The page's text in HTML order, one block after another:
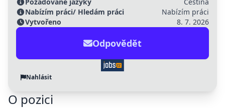
Nabízím práci/ Hledám práci
Nabízím práci
Vytvořeno
8. 7. 2026
Odpovědět
Nahlásit
O pozici